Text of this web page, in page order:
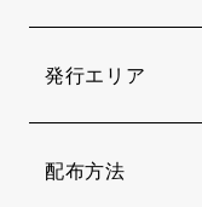
発行エリア
配布方法